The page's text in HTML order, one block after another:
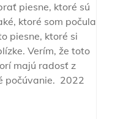
piesne, ktoré sú
ktoré som počula
piesne, ktoré si
Verím, že toto
majú radosť z
počúvanie. 2022